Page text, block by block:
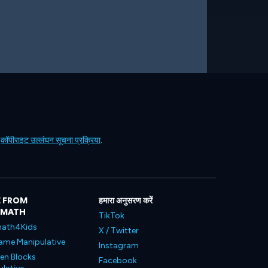
कॉपीराइट उल्लंघन सूचना प्रक्रिया.
FROM
Manipulative
Blocks
हमारा अनुसरण करें
TikTok
X / Twitter
Instagram
Facebook